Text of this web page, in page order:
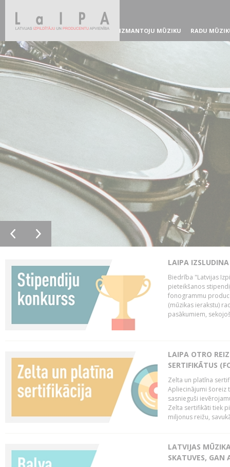
IZMANTOJU MŪZIKU RADU
LAIPA
Biedrība "Latvijas
pieteikšanos
fonogrammu
(mūzikas ierakstu)
pasākumiem,
LAIPA OTRO
SERTIFIKĀTUS
Zelta un platīna
Apliecinājumi šoreiz
sasnieguši
Zelta sertifikāti tiek
miljonus reižu,
LATVIJAS
SKATUVES, GAN